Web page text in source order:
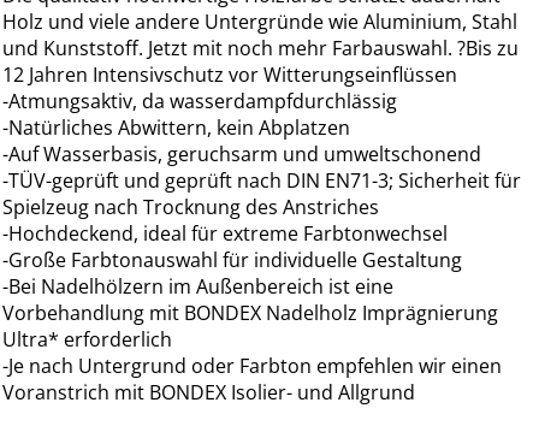
Holz und viele andere Untergründe wie Aluminium, Stahl
und Kunststoff. Jetzt mit noch mehr Farbauswahl. ?Bis zu
12 Jahren Intensivschutz vor Witterungseinflüssen
-Atmungsaktiv, da wasserdampfdurchlässig
-Natürliches Abwittern, kein Abplatzen
-Auf Wasserbasis, geruchsarm und umweltschonend
-TÜV-geprüft und geprüft nach DIN EN71-3; Sicherheit für
Spielzeug nach Trocknung des Anstriches
-Hochdeckend, ideal für extreme Farbtonwechsel
-Große Farbtonauswahl für individuelle Gestaltung
-Bei Nadelhölzern im Außenbereich ist eine
Vorbehandlung mit BONDEX Nadelholz Imprägnierung
Ultra* erforderlich
-Je nach Untergrund oder Farbton empfehlen wir einen
Voranstrich mit BONDEX Isolier- und Allgrund